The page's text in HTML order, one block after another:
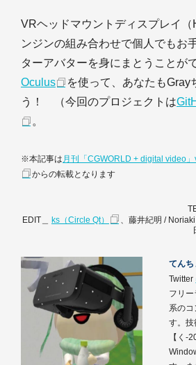
VRヘッドマウントディスプレイ
ンジンの組み合わせで個人でもお
ターアバターを身にまとうことが
Oculus
を使って、あなたもGray
う！ （今回のプロジェクトは
。
※本記事は 月刊「CGWORLD + digital video
からの転載となります
EDIT＿
ks（Circle Qt）
、藤井紀明 /
てんち
Twitter
フリ
系のコ
す。
【く-